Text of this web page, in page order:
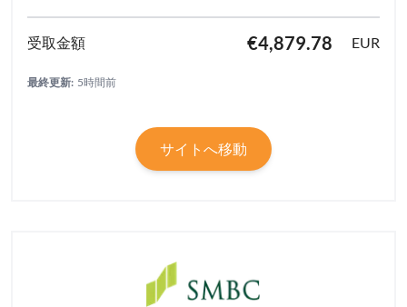
€4,879.78 EUR
最終更新: 5時間前
サイトへ移動